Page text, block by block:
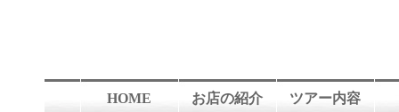
HOME お店の紹介 ツアー内容